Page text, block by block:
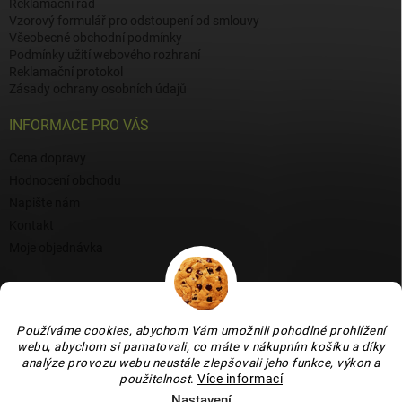
Používáme cookies, abychom Vám umožnili pohodlné prohlížení
webu, abychom si pamatovali, co máte v nákupním košíku a díky
analýze provozu webu neustále zlepšovali jeho funkce, výkon a
použitelnost. Více informací
Reklamační řád
Vzorový formulář pro odstoupení od smlouvy
Všeobecné obchodní podmínky
Podmínky užití webového rozhraní
Reklamační protokol
Zásady ochrany osobních údajů
INFORMACE PRO VÁS
Proč si vybrat naši keramiku?
Jak vybrat vánoční venkovní dekoraci: tipy a inspirace
Co dokážou vaječné skořápky v zahradě, květináči i na balkoně